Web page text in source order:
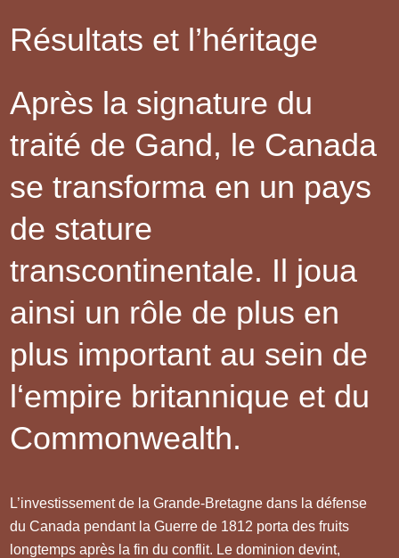
Résultats et l’héritage
Après la signature du
traité de Gand, le Canada
se transforma en un pays
de stature
transcontinentale. Il joua
ainsi un rôle de plus en
plus important au sein de
l‘empire britannique et du
Commonwealth.
L’investissement de la Grande-Bretagne dans la défense
du Canada pendant la Guerre de 1812 porta des fruits
longtemps après la fin du conflit. Le dominion devint,